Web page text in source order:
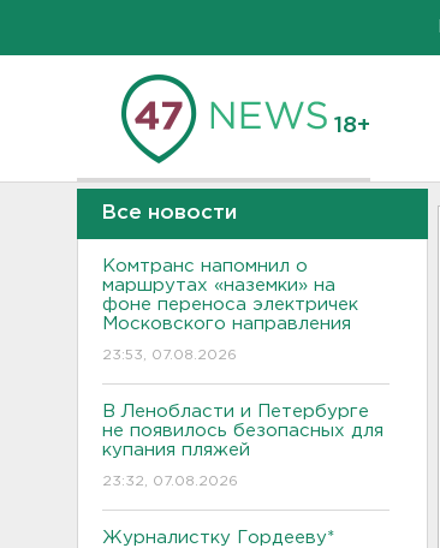
18+
Все новости
Комтранс напомнил о
маршрутах «наземки» на
фоне переноса электричек
Московского направления
23:53, 07.08.2026
В Ленобласти и Петербурге
не появилось безопасных для
купания пляжей
23:32, 07.08.2026
Журналистку Гордееву*